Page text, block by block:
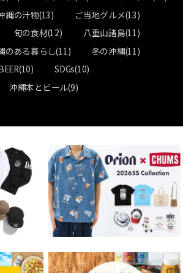
縄の汁物(13)
ご当地グルメ(13)
旬の食材(12)
八重山諸島(11)
のある暮らし(11)
冬の沖縄(11)
SDGs(10)
沖縄本とビール(9)